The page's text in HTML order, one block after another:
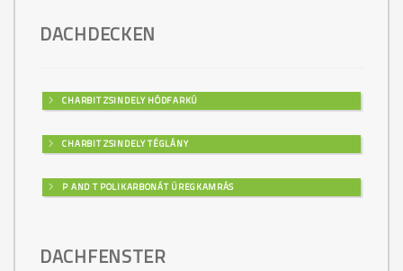
DACHDECKEN
CHARBIT ZSINDELY HÓDFARKÚ
CHARBIT ZSINDELY TÉGLÁNY
P AND T POLIKARBONÁT ÜREGKAMRÁS
DACHFENSTER